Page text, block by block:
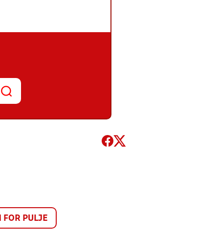
FOR PULJE